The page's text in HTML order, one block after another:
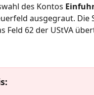
des Kontos
ausgegraut. Die
Feld 62 der UStVA